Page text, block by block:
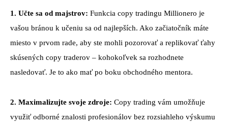
1. Učte sa od majstrov: Funkcia copy tradingu Millionero je
vašou bránou k učeniu sa od najlepších. Ako začiatočník máte
miesto v prvom rade, aby ste mohli pozorovať a replikovať ťahy
skúsených copy traderov – kohokoľvek sa rozhodnete
nasledovať. Je to ako mať po boku obchodného mentora.
2. Maximalizujte svoje zdroje: Copy trading vám umožňuje
využiť odborné znalosti profesionálov bez rozsiahleho výskumu